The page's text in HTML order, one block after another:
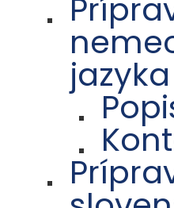
jazyka